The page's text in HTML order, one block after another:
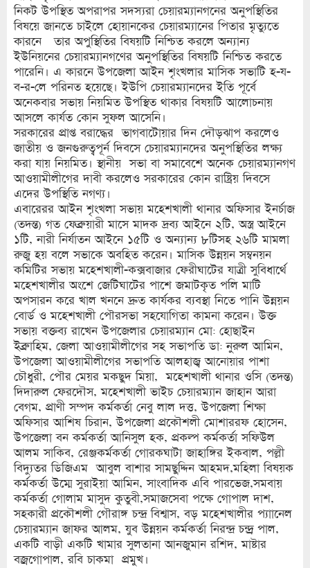
নিকট উপস্থিত অপরাপর সদস্যরা চেয়ারম্যানগনের অনুপস্থিতির
বিষয়ে জানতে চাইলে হোয়ানকের চেয়ারম্যানের পিতার মৃত্যুতে
কারনে তার অপুস্থিতির বিষয়টি নিশ্চিত করলে অন্যান্য
ইউনিয়নের চেয়ারম্যানগণের অনুপস্থিতির বিষয়টি নিশ্চিত করতে
পারেনি। এ কারনে উপজেলা আইন শৃংখলার মাসিক সভাটি হ-য-
ব-র-লে পরিনত হয়েছে। ইউপি চেয়ারম্যানদের ইতি পূর্বে
অনেকবার সভায় নিয়মিত উপস্থিত থাকার বিষয়টি আলোচনায়
আসলে কার্যত কোন সুফল আসেনি।
সরকারের প্রাপ্ত বরাদ্ধের ভাগবাটোয়ার দিন দৌড়ঝাপ করলেও
জাতীয় ও জনগুরুত্বপূর্ন দিবসে চেয়ারম্যানদের অনুপস্থিতির লক্ষ্য
করা যায় নিয়মিত। স্থানীয় সভা বা সমাবেশে অনেক চেয়ারম্যানগণ
আওয়ামীলীগের দাবী করলেও সরকারের কোন রাষ্ট্রিয় দিবসে
এদের উপস্থিতি নগণ্য।
এবারেরর আইন শৃংখলা সভায় মহেশখালী থানার অফিসার ইনর্চাজ
(তদন্ত) গত ফেব্রুয়ারী মাসে মাদক দ্রব্য আইনে ২টি, অস্ত্র আইনে
১টি, নারী নির্যাতন আইনে ১৫টি ও অন্যান্য ৮টিসহ ২৬টি মামলা
রুজু হয় বলে সভাকে অবহিত করেন। মাসিক উন্নয়ন সম্বনয়ন
কমিটির সভায় মহেশখালী-কক্সবাজার ফেরীঘাটের যাত্রী সুবিধার্থে
মহেশখালীর অংশে জেটিঘাটের পাশে জমাটকৃত পলি মাটি
অপসারন করে খাল খননে দ্রুত কার্যকর ব্যবস্থা নিতে পানি উন্নয়ন
বোর্ড ও মহেশখালী পৌরসভা সহযোগিতা কামনা করেন। উক্ত
সভায় বক্তব্য রাখেন উপজেলার চেয়ারম্যান মো: হোছাইন
ইব্রাুহিম, জেলা আওয়ামীলীগের সহ সভাপতি ডা: নুরুল আমিন,
উপজেলা আওয়ামীলীগের সভাপতি আলহাজ্ব আনোয়ার পাশা
চৌধুরী, পৌর মেয়র মকছুদ মিয়া, মহেশখালী থানার ওসি (তদন্ত)
দিদারুল ফেরদৌস, মহেশখালী ভাইচ চেয়ারম্যান জাহান আরা
বেগম, প্রাণী সম্পদ কর্মকর্তা নেবু লাল দত্ত, উপজেলা শিক্ষা
অফিসার আশিষ চিরান, উপজেলা প্রকৌশলী মোশাররফ হোসেন,
উপজেলা বন কর্মকর্তা আনিসুল হক, প্রকল্প কর্মকর্তা সফিউল
আলম সাকিব, রেঞ্জকর্মকর্তা গোরকঘাটা জাহাঙ্গির ইকবাল, পল্লী
বিদ্যুতর ডিজিএম আবুল বাশার সামছুদ্দিন আহমদ,মহিলা বিষয়ক
কর্মকর্তা উম্মে সুরাইয়া আমিন, সাংবাদিক এবি পারভেজ,সমবায়
কর্মকর্তা গোলাম মাসুদ কুতুবী,সমাজসেবা পক্ষে গোপাল দাশ,
সহকারী প্রকৌশলী গৌরাঙ্গ চন্দ্র বিশ্বাস, বড় মহেশখালীর প্যাানেল
চেয়ারম্যান জাফর আলম, যুব উন্নয়ন কর্মকর্তা নিরন্দ্র চন্দ্র্র পাল,
একটি বাড়ী একটি খামার সুলতানা আনজুমান রশিদ, মাষ্টার
বজ্রগোপাল, রবি চাকমা প্রমুখ।